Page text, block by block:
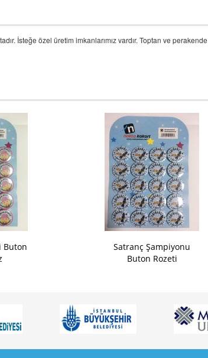
İsteğe özel üretim imkanlarımız vardır. Toptan ve perakende
Buton
Satranç Şampiyonu
Buton Rozeti